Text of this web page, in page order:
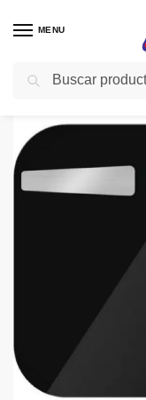
MENU
Inicio uncategorized /